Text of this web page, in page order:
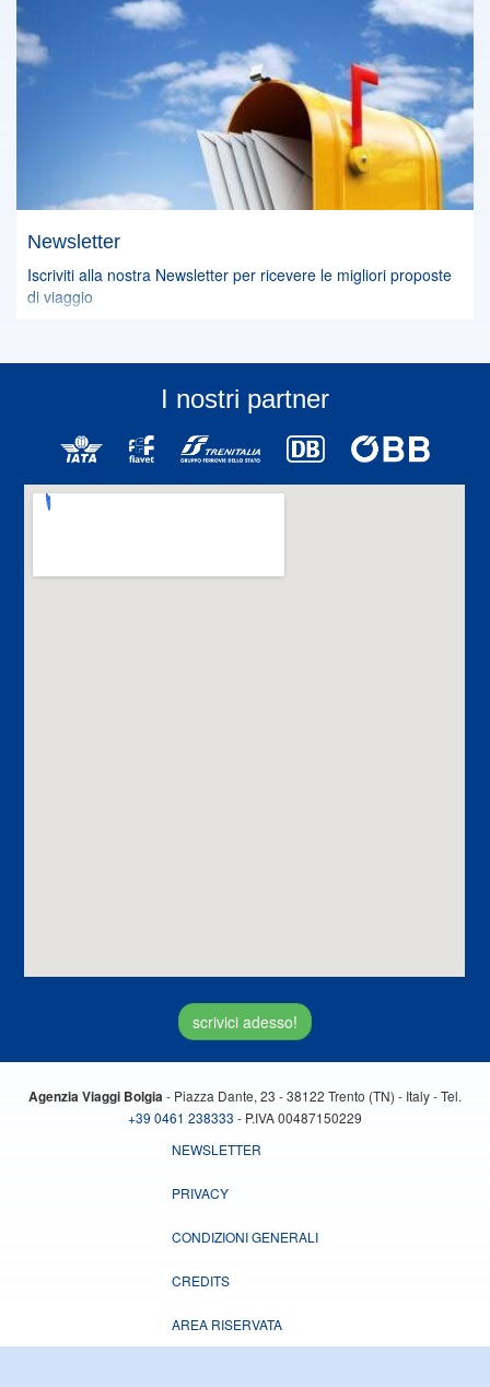
Newsletter
Iscriviti alla nostra Newsletter per ricevere le migliori proposte
di viaggio
I nostri partner
scrivici adesso!
Agenzia Viaggi Bolgia - Piazza Dante, 23 - 38122 Trento (TN) - Italy - Tel.
+39 0461 238333 - P.IVA 00487150229
NEWSLETTER
PRIVACY
CONDIZIONI GENERALI
CREDITS
AREA RISERVATA